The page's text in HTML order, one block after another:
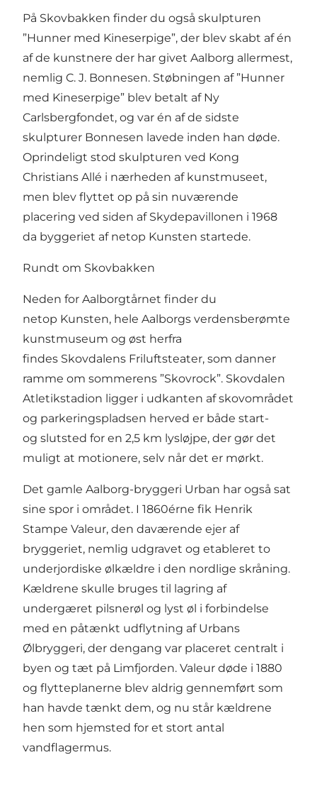
På Skovbakken finder du også skulpturen
”Hunner med Kineserpige”, der blev skabt af én
af de kunstnere der har givet Aalborg allermest,
nemlig C. J. Bonnesen. Støbningen af ”Hunner
med Kineserpige” blev betalt af Ny
Carlsbergfondet, og var én af de sidste
skulpturer Bonnesen lavede inden han døde.
Oprindeligt stod skulpturen ved Kong
Christians Allé i nærheden af kunstmuseet,
men blev flyttet op på sin nuværende
placering ved siden af Skydepavillonen i 1968
da byggeriet af netop Kunsten startede.
Rundt om Skovbakken
Neden for Aalborgtårnet finder du
netop Kunsten, hele Aalborgs verdensberømte
kunstmuseum og øst herfra
findes Skovdalens Friluftsteater, som danner
ramme om sommerens ”Skovrock”. Skovdalen
Atletikstadion ligger i udkanten af skovområdet
og parkeringspladsen herved er både start-
og slutsted for en 2,5 km lysløjpe, der gør det
muligt at motionere, selv når det er mørkt.
Det gamle Aalborg-bryggeri Urban har også sat
sine spor i området. I 1860érne fik Henrik
Stampe Valeur, den daværende ejer af
bryggeriet, nemlig udgravet og etableret to
underjordiske ølkældre i den nordlige skråning.
Kældrene skulle bruges til lagring af
undergæret pilsnerøl og lyst øl i forbindelse
med en påtænkt udflytning af Urbans
Ølbryggeri, der dengang var placeret centralt i
byen og tæt på Limfjorden. Valeur døde i 1880
og flytteplanerne blev aldrig gennemført som
han havde tænkt dem, og nu står kældrene
hen som hjemsted for et stort antal
vandflagermus.